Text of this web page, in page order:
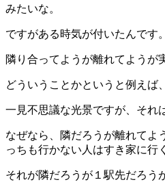
みたいな。
ですがある時気が付いたんです。
隣り合ってようが離れてようが
どういうことかというと例えば
一見不思議な光景ですが、それ
なぜなら、隣だろうが離れてよ
っちも行かない人はすき家に行
それが隣だろうが１駅先だろう